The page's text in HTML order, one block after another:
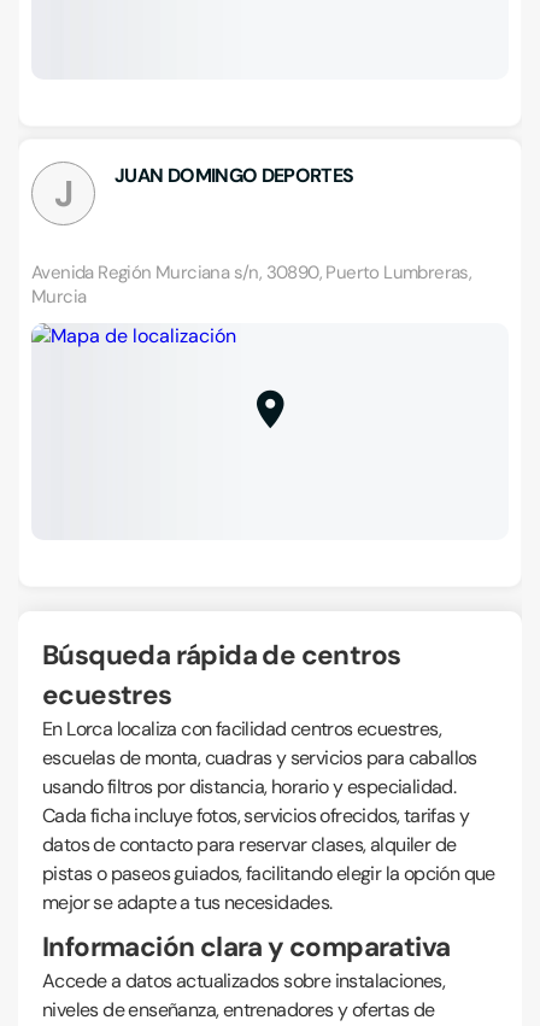
J JUAN DOMINGO DEPORTES
Avenida Región Murciana s/n, 30890, Puerto Lumbreras,
Murcia
Búsqueda rápida de centros
ecuestres
En Lorca localiza con facilidad centros ecuestres,
escuelas de monta, cuadras y servicios para caballos
usando filtros por distancia, horario y especialidad.
Cada ficha incluye fotos, servicios ofrecidos, tarifas y
datos de contacto para reservar clases, alquiler de
pistas o paseos guiados, facilitando elegir la opción que
mejor se adapte a tus necesidades.
Información clara y comparativa
Accede a datos actualizados sobre instalaciones,
niveles de enseñanza, entrenadores y ofertas de